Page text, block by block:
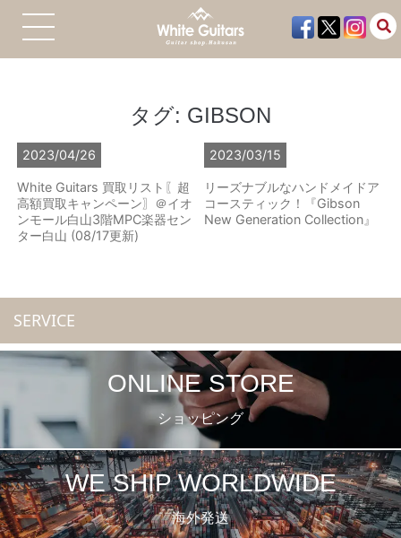
タグ: GIBSON
2023/04/26
White Guitars 買取リスト〖超
高額買取キャンペーン〗＠イオ
ンモール白山3階MPC楽器セン
ター白山 (08/17更新)
2023/03/15
リーズナブルなハンドメイドア
コースティック！『Gibson
New Generation Collection』
SERVICE
ONLINE STORE
ショッピング
WE SHIP WORLDWIDE
海外発送